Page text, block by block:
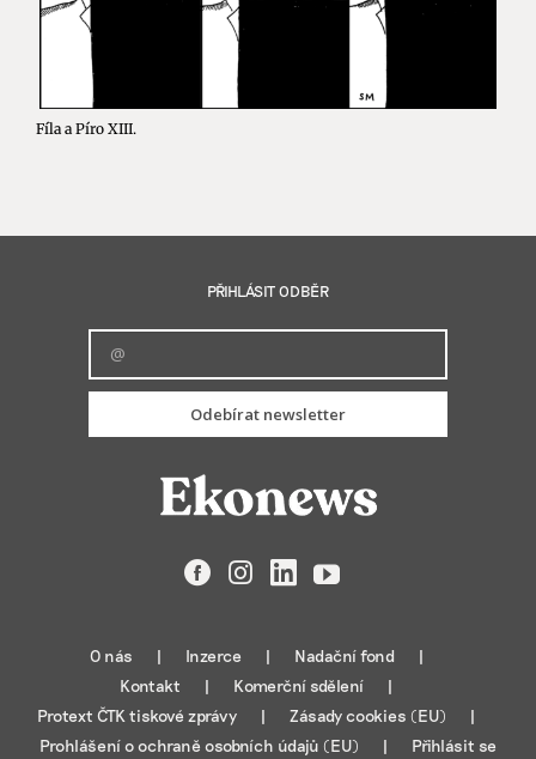
Fíla a Píro XIII.
PŘIHLÁSIT ODBĚR
Odebírat newsletter
FacebookInstagramLinkedIn
YouTube
O nás Inzerce
Nadační fond
Kontakt
Komerční sdělení
Protext ČTK tiskové zprávy
Zásady cookies (EU)
Prohlášení o ochraně osobních údajů (EU)
Přihlásit se